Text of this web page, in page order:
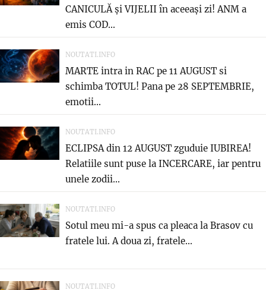
CANICULĂ și VIJELII în aceeași zi! ANM a
emis COD...
NOUTATI.INFO
MARTE intra in RAC pe 11 AUGUST si
schimba TOTUL! Pana pe 28 SEPTEMBRIE,
emotii...
NOUTATI.INFO
ECLIPSA din 12 AUGUST zguduie IUBIREA!
Relatiile sunt puse la INCERCARE, iar pentru
unele zodii...
NOUTATI.INFO
Sotul meu mi-a spus ca pleaca la Brasov cu
fratele lui. A doua zi, fratele...
NOUTATI.INFO